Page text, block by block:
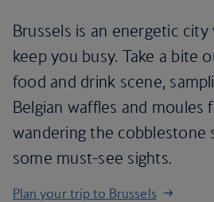
Brussels is an energetic
keep you busy. Take a bite
food and drink scene,
Belgian waffles and moules
wandering the cobblestone
some must-see sights.
Plan your trip to Brussels